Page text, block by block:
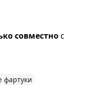
совместнос
фартуки